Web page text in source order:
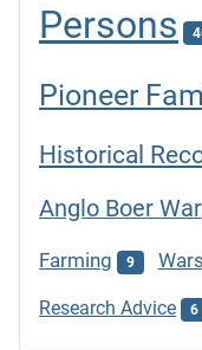
Persons
Pioneer
Historical
Anglo Boer War
Farming 9
Research Advice 6